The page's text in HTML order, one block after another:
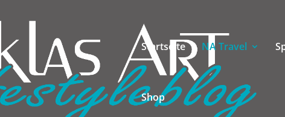
Startseite NA Travel
Shop